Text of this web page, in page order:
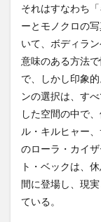
それはすなわち
ーとモノクロの
いて、ボディラ
意味のある方法
で、しかし印象
ンの選択は、す
した空間の中で
ル・キルヒャー
のローラ・カイ
ト・ベックは、
間に登場し、現
ている。